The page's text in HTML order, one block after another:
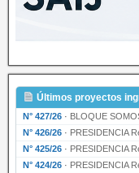
Últimos proyectos
N° 427/26 · BLOQUE SOMOS
N° 426/26 · PRESIDENCIA
N° 425/26 · PRESIDENCIA
N° 424/26 · PRESIDENCIA